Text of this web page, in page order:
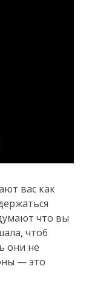
вас как
что вы
чтоб
они не
— это